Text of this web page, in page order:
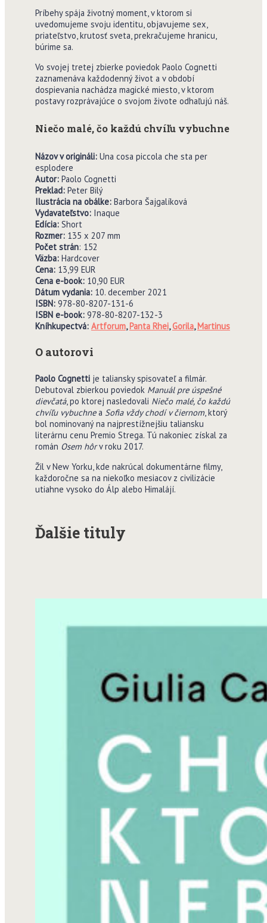
Príbehy spája životný moment, v ktorom si
uvedomujeme svoju identitu, objavujeme sex,
priateľstvo, krutosť sveta, prekračujeme hranicu,
búrime sa.
Vo svojej tretej zbierke poviedok Paolo Cognetti
zaznamenáva každodenný život a v období
dospievania nachádza magické miesto, v ktorom
postavy rozprávajúce o svojom živote odhaľujú náš.
Niečo malé, čo každú chvíľu vybuchne
Názov v origináli: Una cosa piccola che sta per
esplodere
Autor: Paolo Cognetti
Preklad: Peter Bilý
Ilustrácia na obálke: Barbora Šajgalíková
Vydavateľstvo:Inaque
Edícia: Short
Rozmer:135 x 207 mm
Počet strán: 152
Väzba:Hardcover
Cena: 13,99 EUR
Cena e-book: 10,90 EUR
Dátum vydania: 10. december 2021
ISBN: 978-80-8207-131-6
ISBN e-book: 978-80-8207-132-3
Kníhkupectvá: Artforum,Panta Rhei, Gorila,Martinus
O autorovi
Paolo Cognetti je taliansky spisovateľ a filmár.
Debutoval zbierkou poviedok Manuál pre úspešné
dievčatá, po ktorej nasledovali Niečo malé, čo každú
chvíľu vybuchnea Sofia vždy chodí v čiernom, ktorý
bol nominovaný na najprestížnejšiu taliansku
literárnu cenu Premio Strega. Tú nakoniec získal za
román Osem hôrv roku 2017.
Žil v New Yorku, kde nakrúcal dokumentárne filmy,
každoročne sa na niekoľko mesiacov z civilizácie
utiahne vysoko do Álp alebo Himalájí.
Ďalšie tituly